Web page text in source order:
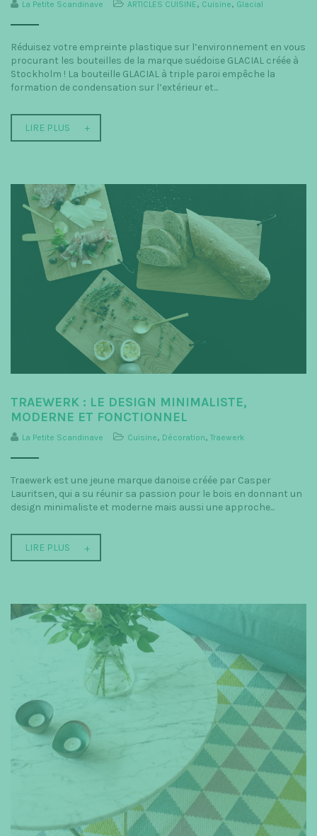
o
n
La Petite Scandinave ARTICLES CUISINE, Cuisine, Glacial
Réduisez votre empreinte plastique sur l’environnement en vous
procurant les bouteilles de la marque suédoise GLACIAL créée à
Stockholm ! La bouteille GLACIAL à triple paroi empêche la
formation de condensation sur l’extérieur et...
LIRE PLUS
TRAEWERK : LE DESIGN MINIMALISTE,
MODERNE ET FONCTIONNEL
La Petite Scandinave Cuisine, Décoration,Traewerk
Traewerk est une jeune marque danoise créée par Casper
Lauritsen, qui a su réunir sa passion pour le bois en donnant un
design minimaliste et moderne mais aussi une approche...
LIRE PLUS